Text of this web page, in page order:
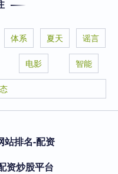
体系 夏天 谣言
电影 智能
站排名-配资
资炒股平台